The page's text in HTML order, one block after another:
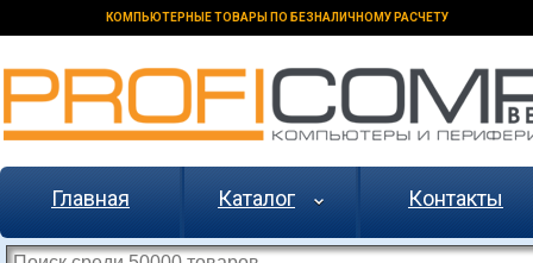
КОМПЬЮТЕРНЫЕ ТОВАРЫ ПО БЕЗНАЛИЧНОМУ РАСЧЕТУ
Главная Каталог Контакты